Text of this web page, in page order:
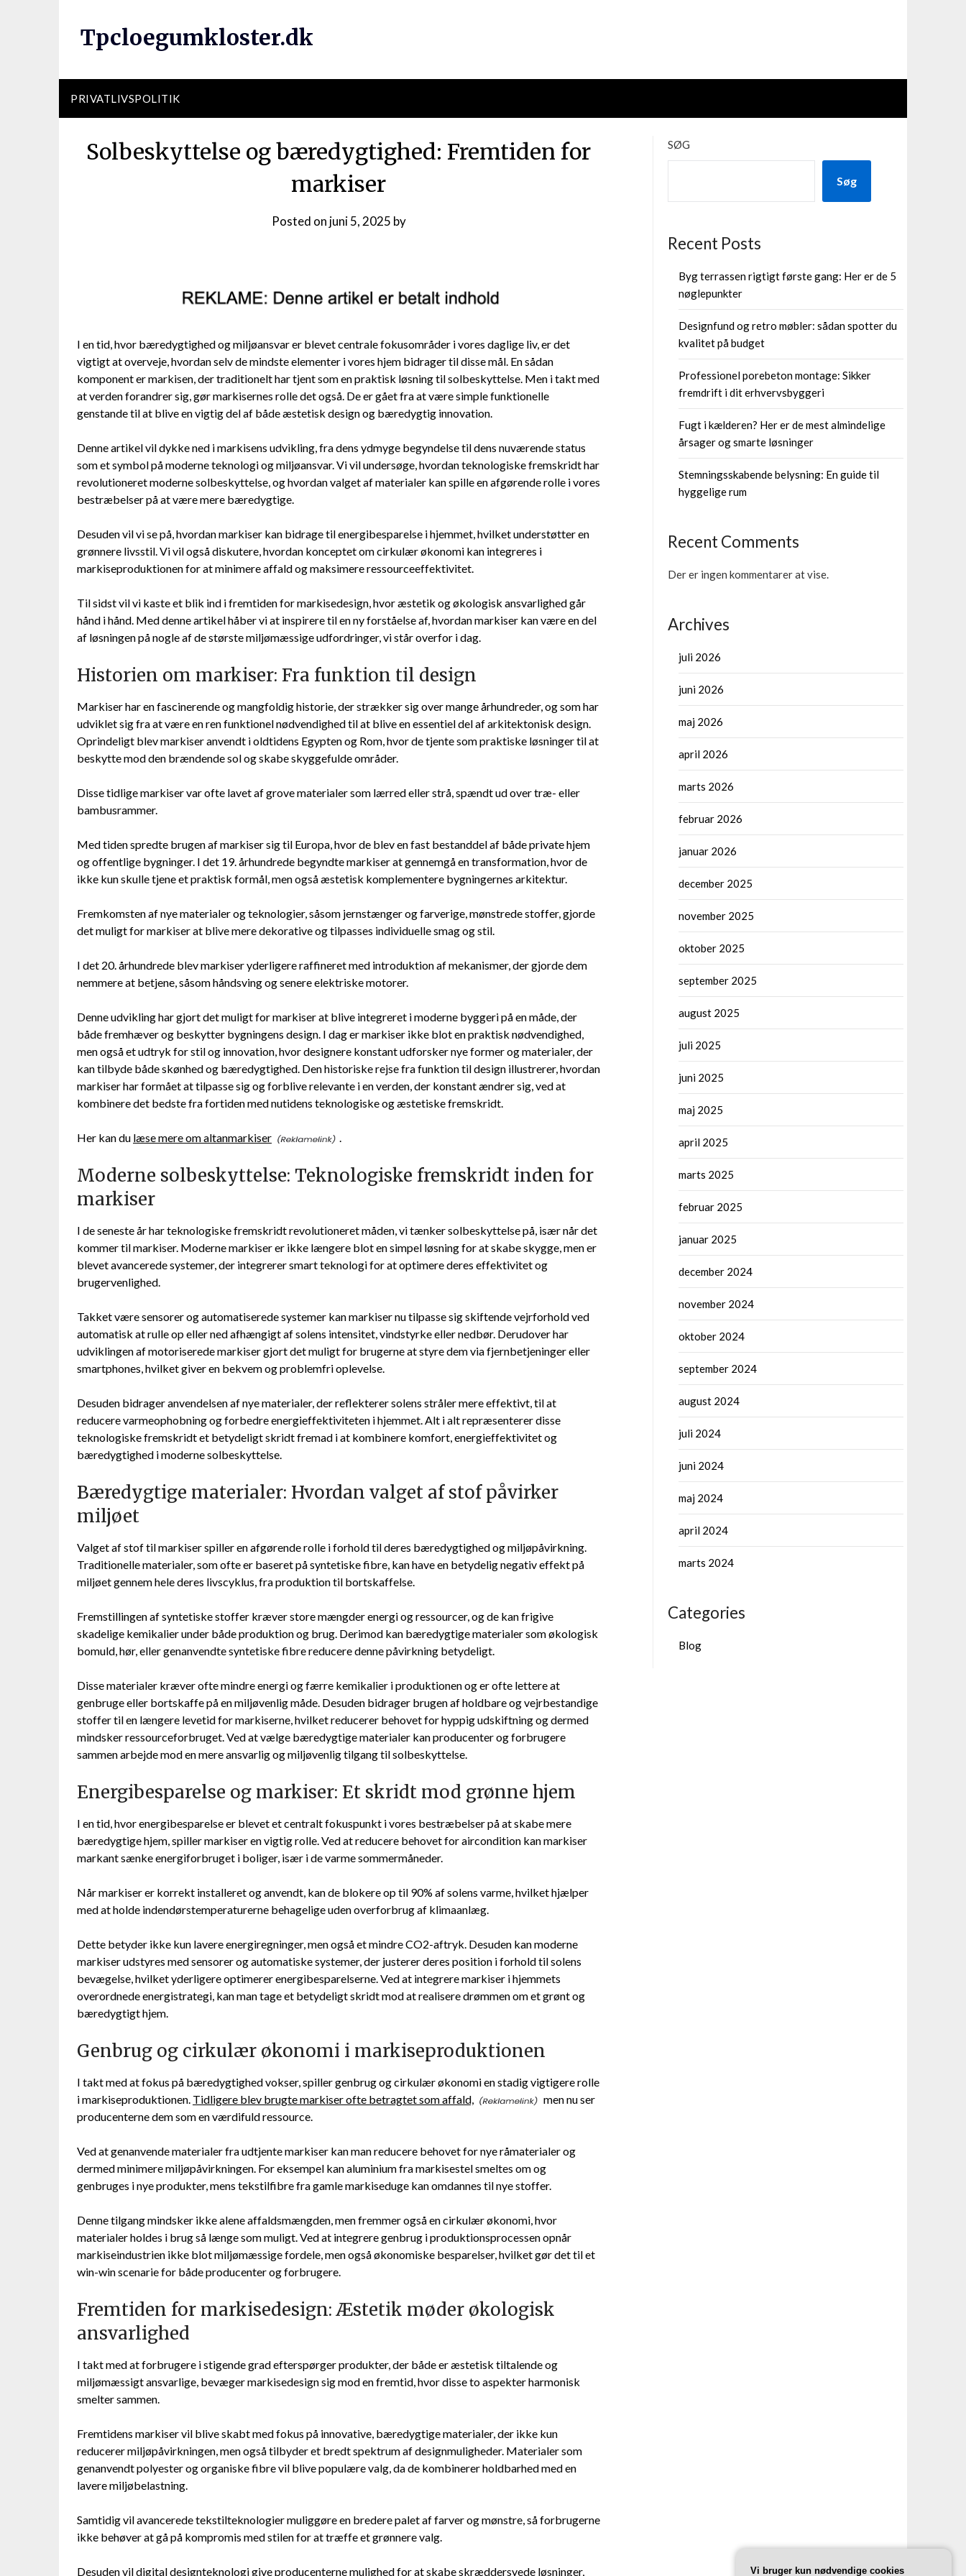
Tpcloegumkloster.dk
PRIVATLIVSPOLITIK
Solbeskyttelse og bæredygtighed: Fremtiden for
markiser
Posted on juni 5, 2025 by
I en tid, hvor bæredygtighed og miljøansvar er blevet centrale fokusområder i vores daglige liv, er det
vigtigt at overveje, hvordan selv de mindste elementer i vores hjem bidrager til disse mål. En sådan
komponent er markisen, der traditionelt har tjent som en praktisk løsning til solbeskyttelse. Men i takt med
at verden forandrer sig, gør markisernes rolle det også. De er gået fra at være simple funktionelle
genstande til at blive en vigtig del af både æstetisk design og bæredygtig innovation.
Denne artikel vil dykke ned i markisens udvikling, fra dens ydmyge begyndelse til dens nuværende status
som et symbol på moderne teknologi og miljøansvar. Vi vil undersøge, hvordan teknologiske fremskridt har
revolutioneret moderne solbeskyttelse, og hvordan valget af materialer kan spille en afgørende rolle i vores
bestræbelser på at være mere bæredygtige.
Desuden vil vi se på, hvordan markiser kan bidrage til energibesparelse i hjemmet, hvilket understøtter en
grønnere livsstil. Vi vil også diskutere, hvordan konceptet om cirkulær økonomi kan integreres i
markiseproduktionen for at minimere affald og maksimere ressourceeffektivitet.
Til sidst vil vi kaste et blik ind i fremtiden for markisedesign, hvor æstetik og økologisk ansvarlighed går
hånd i hånd. Med denne artikel håber vi at inspirere til en ny forståelse af, hvordan markiser kan være en del
af løsningen på nogle af de største miljømæssige udfordringer, vi står overfor i dag.
Historien om markiser: Fra funktion til design
Markiser har en fascinerende og mangfoldig historie, der strækker sig over mange århundreder, og som har
udviklet sig fra at være en ren funktionel nødvendighed til at blive en essentiel del af arkitektonisk design.
Oprindeligt blev markiser anvendt i oldtidens Egypten og Rom, hvor de tjente som praktiske løsninger til at
beskytte mod den brændende sol og skabe skyggefulde områder.
Disse tidlige markiser var ofte lavet af grove materialer som lærred eller strå, spændt ud over træ- eller
bambusrammer.
Med tiden spredte brugen af markiser sig til Europa, hvor de blev en fast bestanddel af både private hjem
og offentlige bygninger. I det 19. århundrede begyndte markiser at gennemgå en transformation, hvor de
ikke kun skulle tjene et praktisk formål, men også æstetisk komplementere bygningernes arkitektur.
Fremkomsten af nye materialer og teknologier, såsom jernstænger og farverige, mønstrede stoffer, gjorde
det muligt for markiser at blive mere dekorative og tilpasses individuelle smag og stil.
I det 20. århundrede blev markiser yderligere raffineret med introduktion af mekanismer, der gjorde dem
nemmere at betjene, såsom håndsving og senere elektriske motorer.
Denne udvikling har gjort det muligt for markiser at blive integreret i moderne byggeri på en måde, der
både fremhæver og beskytter bygningens design. I dag er markiser ikke blot en praktisk nødvendighed,
men også et udtryk for stil og innovation, hvor designere konstant udforsker nye former og materialer, der
kan tilbyde både skønhed og bæredygtighed. Den historiske rejse fra funktion til design illustrerer, hvordan
markiser har formået at tilpasse sig og forblive relevante i en verden, der konstant ændrer sig, ved at
kombinere det bedste fra fortiden med nutidens teknologiske og æstetiske fremskridt.
Her kan du læse mere om altanmarkiser .
Moderne solbeskyttelse: Teknologiske fremskridt inden for
markiser
I de seneste år har teknologiske fremskridt revolutioneret måden, vi tænker solbeskyttelse på, især når det
kommer til markiser. Moderne markiser er ikke længere blot en simpel løsning for at skabe skygge, men er
blevet avancerede systemer, der integrerer smart teknologi for at optimere deres effektivitet og
brugervenlighed.
Takket være sensorer og automatiserede systemer kan markiser nu tilpasse sig skiftende vejrforhold ved
automatisk at rulle op eller ned afhængigt af solens intensitet, vindstyrke eller nedbør. Derudover har
udviklingen af motoriserede markiser gjort det muligt for brugerne at styre dem via fjernbetjeninger eller
smartphones, hvilket giver en bekvem og problemfri oplevelse.
Desuden bidrager anvendelsen af nye materialer, der reflekterer solens stråler mere effektivt, til at
reducere varmeophobning og forbedre energieffektiviteten i hjemmet. Alt i alt repræsenterer disse
teknologiske fremskridt et betydeligt skridt fremad i at kombinere komfort, energieffektivitet og
bæredygtighed i moderne solbeskyttelse.
Bæredygtige materialer: Hvordan valget af stof påvirker
miljøet
Valget af stof til markiser spiller en afgørende rolle i forhold til deres bæredygtighed og miljøpåvirkning.
Traditionelle materialer, som ofte er baseret på syntetiske fibre, kan have en betydelig negativ effekt på
miljøet gennem hele deres livscyklus, fra produktion til bortskaffelse.
Fremstillingen af syntetiske stoffer kræver store mængder energi og ressourcer, og de kan frigive
skadelige kemikalier under både produktion og brug. Derimod kan bæredygtige materialer som økologisk
bomuld, hør, eller genanvendte syntetiske fibre reducere denne påvirkning betydeligt.
Disse materialer kræver ofte mindre energi og færre kemikalier i produktionen og er ofte lettere at
genbruge eller bortskaffe på en miljøvenlig måde. Desuden bidrager brugen af holdbare og vejrbestandige
stoffer til en længere levetid for markiserne, hvilket reducerer behovet for hyppig udskiftning og dermed
mindsker ressourceforbruget. Ved at vælge bæredygtige materialer kan producenter og forbrugere
sammen arbejde mod en mere ansvarlig og miljøvenlig tilgang til solbeskyttelse.
Energibesparelse og markiser: Et skridt mod grønne hjem
I en tid, hvor energibesparelse er blevet et centralt fokuspunkt i vores bestræbelser på at skabe mere
bæredygtige hjem, spiller markiser en vigtig rolle. Ved at reducere behovet for aircondition kan markiser
markant sænke energiforbruget i boliger, især i de varme sommermåneder.
Når markiser er korrekt installeret og anvendt, kan de blokere op til 90% af solens varme, hvilket hjælper
med at holde indendørstemperaturerne behagelige uden overforbrug af klimaanlæg.
Dette betyder ikke kun lavere energiregninger, men også et mindre CO2-aftryk. Desuden kan moderne
markiser udstyres med sensorer og automatiske systemer, der justerer deres position i forhold til solens
bevægelse, hvilket yderligere optimerer energibesparelserne. Ved at integrere markiser i hjemmets
overordnede energistrategi, kan man tage et betydeligt skridt mod at realisere drømmen om et grønt og
bæredygtigt hjem.
Genbrug og cirkulær økonomi i markiseproduktionen
I takt med at fokus på bæredygtighed vokser, spiller genbrug og cirkulær økonomi en stadig vigtigere rolle
i markiseproduktionen. Tidligere blev brugte markiser ofte betragtet som affald,
men nu ser
producenterne dem som en værdifuld ressource.
Ved at genanvende materialer fra udtjente markiser kan man reducere behovet for nye råmaterialer og
dermed minimere miljøpåvirkningen. For eksempel kan aluminium fra markisestel smeltes om og
genbruges i nye produkter, mens tekstilfibre fra gamle markiseduge kan omdannes til nye stoffer.
Denne tilgang mindsker ikke alene affaldsmængden, men fremmer også en cirkulær økonomi, hvor
materialer holdes i brug så længe som muligt. Ved at integrere genbrug i produktionsprocessen opnår
markiseindustrien ikke blot miljømæssige fordele, men også økonomiske besparelser, hvilket gør det til et
win-win scenarie for både producenter og forbrugere.
Fremtiden for markisedesign: Æstetik møder økologisk
ansvarlighed
I takt med at forbrugere i stigende grad efterspørger produkter, der både er æstetisk tiltalende og
miljømæssigt ansvarlige, bevæger markisedesign sig mod en fremtid, hvor disse to aspekter harmonisk
smelter sammen.
Fremtidens markiser vil blive skabt med fokus på innovative, bæredygtige materialer, der ikke kun
reducerer miljøpåvirkningen, men også tilbyder et bredt spektrum af designmuligheder. Materialer som
genanvendt polyester og organiske fibre vil blive populære valg, da de kombinerer holdbarhed med en
lavere miljøbelastning.
Samtidig vil avancerede tekstilteknologier muliggøre en bredere palet af farver og mønstre, så forbrugerne
ikke behøver at gå på kompromis med stilen for at træffe et grønnere valg.
Desuden vil digital designteknologi give producenterne mulighed for at skabe skræddersyede løsninger,
SØG
Søg
Recent Posts
Byg terrassen rigtigt første gang: Her er de 5
nøglepunkter
Designfund og retro møbler: sådan spotter du
kvalitet på budget
Professionel porebeton montage: Sikker
fremdrift i dit erhvervsbyggeri
Fugt i kælderen? Her er de mest almindelige
årsager og smarte løsninger
Stemningsskabende belysning: En guide til
hyggelige rum
Recent Comments
Der er ingen kommentarer at vise.
Archives
juli 2026
juni 2026
maj 2026
april 2026
marts 2026
februar 2026
januar 2026
december 2025
november 2025
oktober 2025
september 2025
august 2025
juli 2025
juni 2025
maj 2025
april 2025
marts 2025
februar 2025
januar 2025
december 2024
november 2024
oktober 2024
september 2024
august 2024
juli 2024
juni 2024
maj 2024
april 2024
marts 2024
Categories
Blog
Vi bruger kun nødvendige cookies